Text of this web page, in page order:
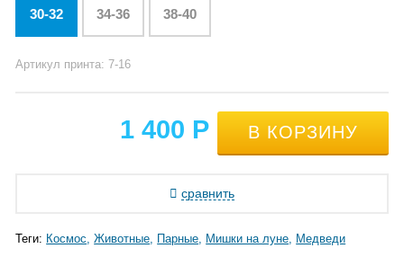
30-32 34-36 38-40
Артикул принта: 7-16
1 400 Р
сравнить
Теги: Космос Животные Парные Мишки на луне Медведи